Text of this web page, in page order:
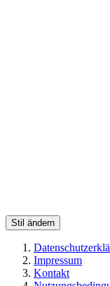
Stil ändern
Impressum
Kontakt